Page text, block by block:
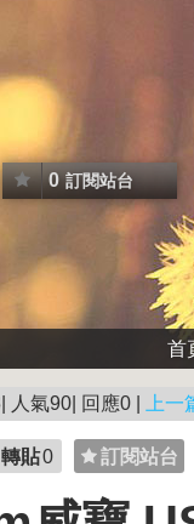
0 訂閱站台
首
人氣90| 回應0 | 上一
轉貼0 訂閱站台